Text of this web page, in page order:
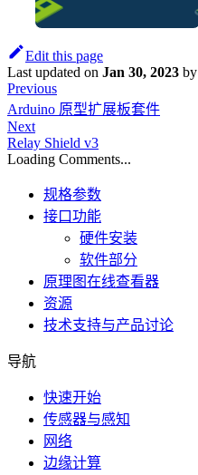
Edit this page
Last updated on Jan 30, 2023 by
Previous
Arduino 原型扩展板套件
Next
Relay Shield v3
Loading Comments...
规格参数
接口功能
硬件安装
软件部分
原理图在线查看器
资源
技术支持与产品讨论
导航
快速开始
传感器与感知
网络
边缘计算